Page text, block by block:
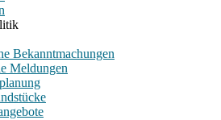
Bekanntmachungen
Meldungen